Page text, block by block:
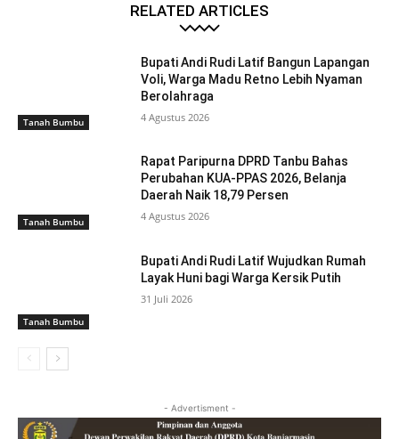
RELATED ARTICLES
Tanah Bumbu
Bupati Andi Rudi Latif Bangun Lapangan
Voli, Warga Madu Retno Lebih Nyaman
Berolahraga
4 Agustus 2026
Tanah Bumbu
Rapat Paripurna DPRD Tanbu Bahas
Perubahan KUA-PPAS 2026, Belanja
Daerah Naik 18,79 Persen
4 Agustus 2026
Tanah Bumbu
Bupati Andi Rudi Latif Wujudkan Rumah
Layak Huni bagi Warga Kersik Putih
31 Juli 2026
- Advertisment -